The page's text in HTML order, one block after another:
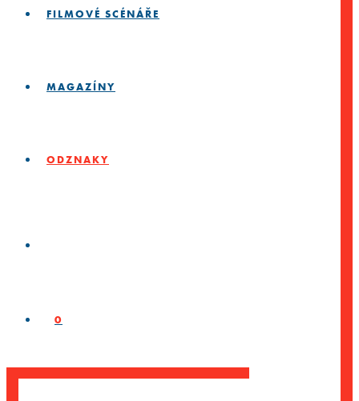
FILMOVÉ SCÉNÁŘE
MAGAZÍNY
ODZNAKY
0